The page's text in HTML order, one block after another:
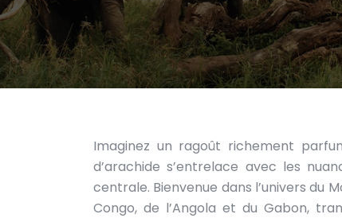
Imaginez un ragoût richement
d’arachide s’entrelace avec les
centrale. Bienvenue dans l’univers du
Congo, de l’Angola et du Gabon,